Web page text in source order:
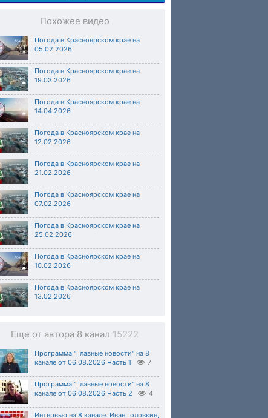
Похожее видео
Погода в Красноярском крае на
05.02.2026
Погода в Красноярском крае на
19.03.2026
Погода в Красноярском крае на
14.04.2026
Погода в Красноярском крае на
12.02.2026
Погода в Красноярском крае на
21.02.2026
Погода в Красноярском крае на
07.02.2026
Погода в Красноярском крае на
25.02.2026
Погода в Красноярском крае на
10.02.2026
Погода в Красноярском крае на
13.02.2026
Еще от автора 8 канал 15222
Программа "Главные новости" на 8
канале от 06.08.2026 Часть 1
7
Программа "Главные новости" на 8
канале от 06.08.2026 Часть 2
4
Интервью на 8 канале. Иван Головкин,